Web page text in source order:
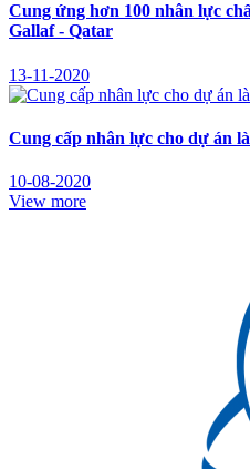
Cung ứng hơn 100 nhân lực
Gallaf - Qatar
13-11-2020
Cung cấp nhân lực cho dự án
10-08-2020
View more